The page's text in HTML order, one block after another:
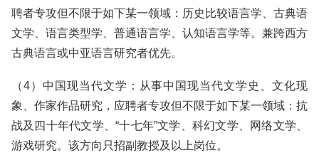
聘者专攻但不限于如下某一领域：历史比较语言学、古典语
文学、语言类型学、普通语言学、认知语言学等。兼跨西方
古典语言或中亚语言研究者优先。
（4）中国现当代文学：从事中国现当代文学史、文化现
象、作家作品研究，应聘者专攻但不限于如下某一领域：抗
战及四十年代文学、“十七年”文学、科幻文学、网络文学、
游戏研究。该方向只招副教授及以上岗位。